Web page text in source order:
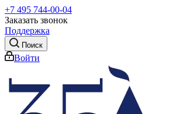
+7 495 744-00-04
Заказать звонок
Поддержка
Поиск
Войти